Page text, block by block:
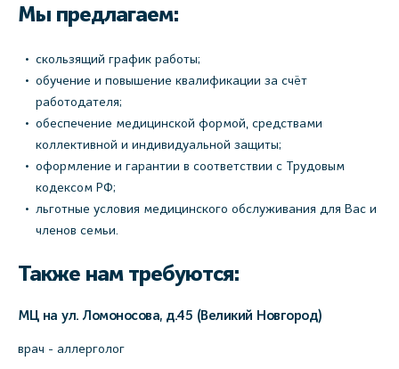
Мы предлагаем:
скользящий график работы;
обучение и повышение квалификации за счёт
работодателя;
обеспечение медицинской формой, средствами
коллективной и индивидуальной защиты;
оформление и гарантии в соответствии с Трудовым
кодексом РФ;
льготные условия медицинского обслуживания для Вас и
членов семьи.
Также нам требуются:
МЦ на ул. Ломоносова, д.45 (Великий Новгород)
врач - аллерголог